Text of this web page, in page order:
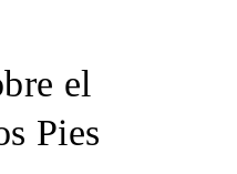
el
Pies